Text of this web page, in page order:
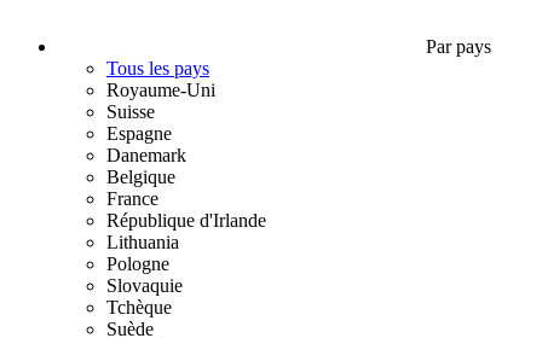
Par pays
Tous les pays
Royaume-Uni
Suisse
Espagne
Danemark
Belgique
France
République d'Irlande
Lithuania
Pologne
Slovaquie
Tchèque
Suède